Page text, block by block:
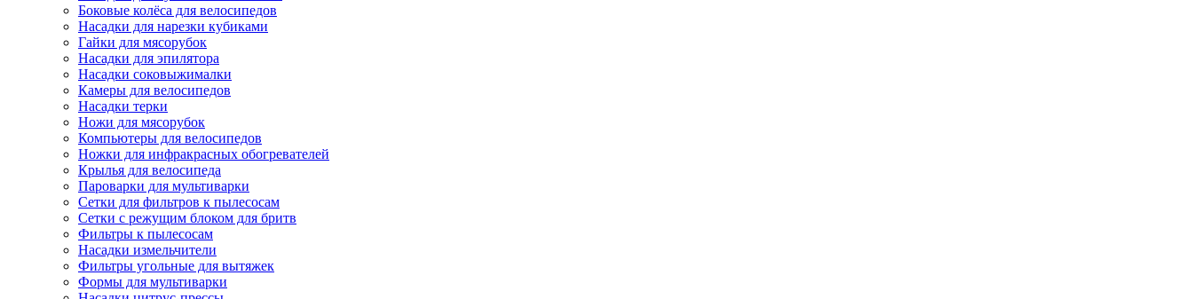
Боковые колёса для велосипедов
Насадки для нарезки кубиками
Гайки для мясорубок
Насадки для эпилятора
Насадки соковыжималки
Камеры для велосипедов
Насадки терки
Ножи для мясорубок
Компьютеры для велосипедов
Ножки для инфракрасных обогревателей
Крылья для велосипеда
Пароварки для мультиварки
Сетки для фильтров к пылесосам
Сетки с режущим блоком для бритв
Фильтры к пылесосам
Насадки измельчители
Фильтры угольные для вытяжек
Формы для мультиварки